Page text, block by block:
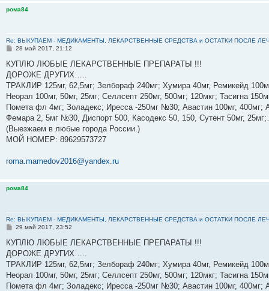
рома84
Re: ВЫКУПАЕМ - МЕДИКАМЕНТЫ, ЛЕКАРСТВЕННЫЕ СРЕДСТВА и ОСТАТКИ ПОСЛЕ
С
о
щ
е
и
е
28 май 2017, 21:12
КУПЛЮ ЛЮБЫЕ ЛЕКАРСТВЕННЫЕ ПРЕПАРАТЫ !!!
ДОРОЖЕ ДРУГИХ…..
ТРАКЛИР 125мг, 62,5мг; Зелбораф 240мг; Хумира 40мг, Ремикейд
Неорал 100мг, 50мг, 25мг; Селлсепт 250мг, 500мг; 120мкг; Тасигна
Помета фл 4мг; Золадекс; Иресса -250мг №30; Авастин 100мг, 400мг;
Фемара 2, 5мг №30, Диспорт 500, Касодекс 50, 150, Сутент 50мг,
(Выезжаем в любые города России.)
МОЙ НОМЕР: 89629573727
roma.mamedov2016@yandex.ru
рома84
Re: ВЫКУПАЕМ - МЕДИКАМЕНТЫ, ЛЕКАРСТВЕННЫЕ СРЕДСТВА и ОСТАТКИ ПОСЛЕ
С
о
щ
е
и
е
29 май 2017, 23:52
КУПЛЮ ЛЮБЫЕ ЛЕКАРСТВЕННЫЕ ПРЕПАРАТЫ !!!
ДОРОЖЕ ДРУГИХ…..
ТРАКЛИР 125мг, 62,5мг; Зелбораф 240мг; Хумира 40мг, Ремикейд
Неорал 100мг, 50мг, 25мг; Селлсепт 250мг, 500мг; 120мкг; Тасигна
Помета фл 4мг; Золадекс; Иресса -250мг №30; Авастин 100мг, 400мг;